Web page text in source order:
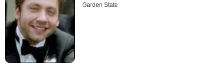
Garden State